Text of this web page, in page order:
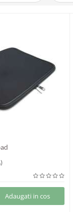
Adaugati in cos